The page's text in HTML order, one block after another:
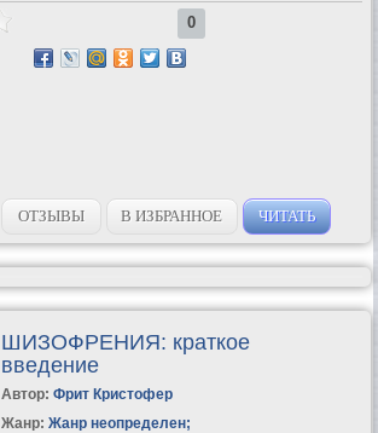
0
ОТЗЫВЫ В ИЗБРАННОЕ ЧИТАТЬ
ШИЗОФРЕНИЯ: краткое
введение
Автор: Фрит Кристофер
Жанр: Жанр неопределен;